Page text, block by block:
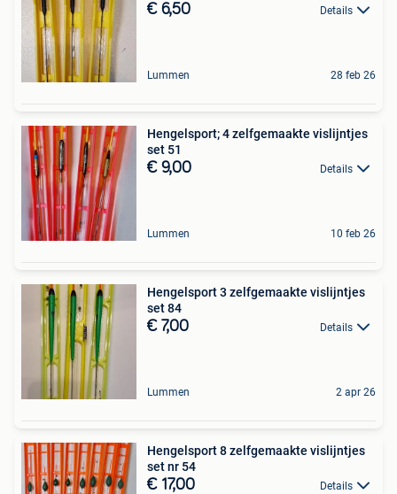
€ 6,50 Details
Lummen 28 feb 26
Hengelsport; 4 zelfgemaakte vislijntjes
set 51
€ 9,00 Details
Lummen 10 feb 26
Hengelsport 3 zelfgemaakte vislijntjes
set 84
€ 7,00 Details
Lummen 2 apr 26
Hengelsport 8 zelfgemaakte vislijntjes
set nr 54
€ 17,00 Details